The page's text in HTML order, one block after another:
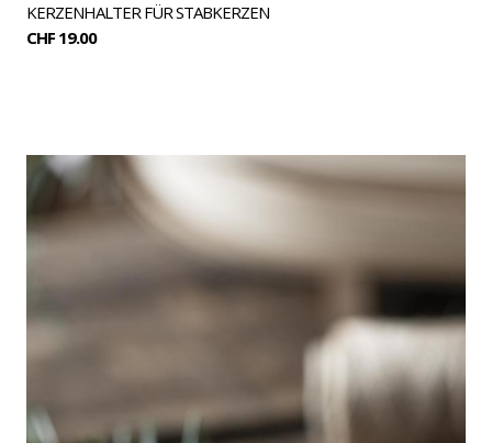
KERZENHALTER FÜR STABKERZEN
CHF 19.00